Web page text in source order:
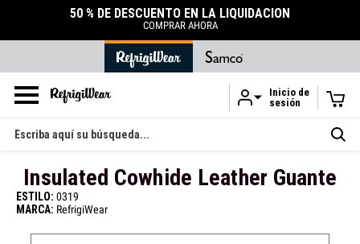
Ir al contenido principal
50 % DE DESCUENTO EN LA LIQUIDACIÓN
COMPRAR AHORA
Inicio de
sesión
Buscar
en
Insulated Cowhide Leather Guante
ESTILO: 0319
MARCA: RefrigiWear